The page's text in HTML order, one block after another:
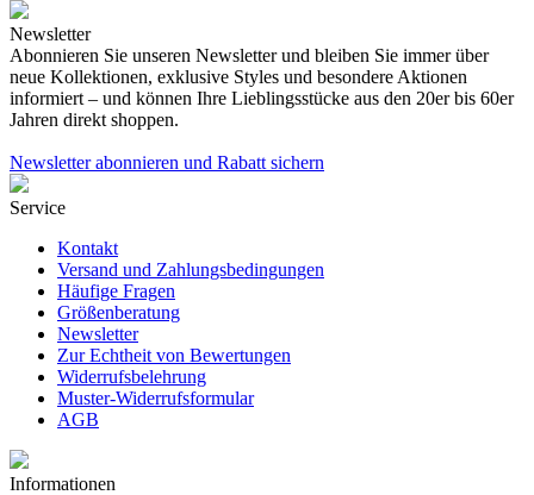
Newsletter
Abonnieren Sie unseren Newsletter und bleiben Sie immer über
neue Kollektionen, exklusive Styles und besondere Aktionen
informiert – und können Ihre Lieblingsstücke aus den 20er bis 60er
Jahren direkt shoppen.
Newsletter abonnieren und Rabatt sichern
Service
Kontakt
Versand und Zahlungsbedingungen
Häufige Fragen
Größenberatung
Newsletter
Zur Echtheit von Bewertungen
Widerrufsbelehrung
Muster-Widerrufsformular
AGB
Informationen